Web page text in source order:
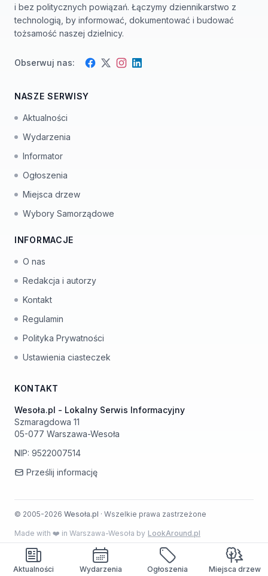
i bez politycznych powiązań. Łączymy dziennikarstwo z
technologią, by informować, dokumentować i budować
tożsamość naszej dzielnicy.
Obserwuj nas: Facebook
TwitterInstagram
LinkedIn
NASZE SERWISY
Aktualności
Wydarzenia
Informator
Ogłoszenia
Miejsca drzew
Wybory Samorządowe
INFORMACJE
O nas
Redakcja i autorzy
Kontakt
Regulamin
Polityka Prywatności
Ustawienia ciasteczek
KONTAKT
Wesoła.pl - Lokalny Serwis Informacyjny
Szmaragdowa 11
05-077 Warszawa-Wesoła
NIP: 9522007514
Prześlij informację
© 2005-2026 Wesoła.pl · Wszelkie prawa zastrzeżone
Made with ❤️ in Warszawa-Wesoła by LookAround.pl
Aktualności Wydarzenia Ogłoszenia Miejsca drzew